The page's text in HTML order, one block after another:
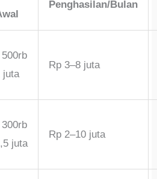
Penghasilan/Bulan
juta
Rp 3–8 juta
juta
Rp 2–10 juta